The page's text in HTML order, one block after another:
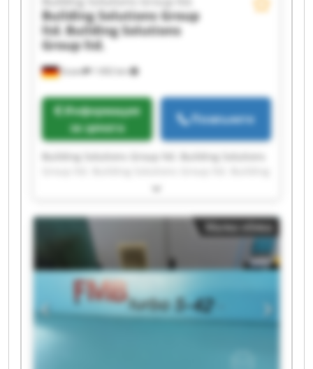
Essen 1 692 km
Building Solutions Group
ltd. Building Solutions
Group ltd.
Информация
за цената
Позвънете
Building Solutions Group ltd. Building Solutions
Solutions Group ltd. Building Solutions Group
Solutions Group ltd. Building Solutions Group
ltd. Building Solutions Group ltd. Building
Solutions Group ltd. Building Solutions Group
ltd. Building Solutions Group ltd. Building
Solutions Group ltd. Building Solutions Group
ltd. Building Solutions Group ltd. Building
Solutions Group ltd. Building Solutions Group
ltd. Building Solutions Group ltd. Building
Solutions Group ltd. Building Solutions Group
Малка обява